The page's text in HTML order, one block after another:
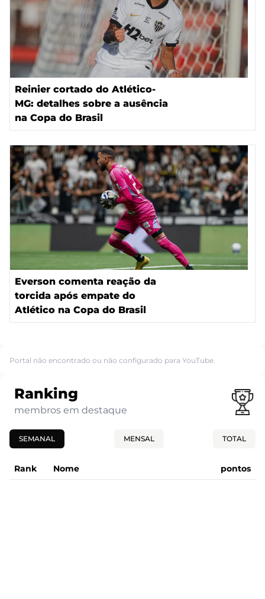
Reinier cortado do Atlético-
MG: detalhes sobre a ausência
na Copa do Brasil
Everson comenta reação da
torcida após empate do
Atlético na Copa do Brasil
Portal não encontrado ou não configurado para YouTube.
Ranking
membros em destaque
SEMANAL MENSAL TOTAL
Rank Nome pontos